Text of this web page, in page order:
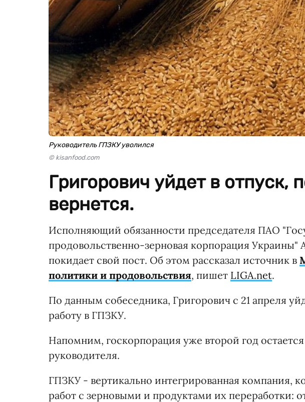
Руководитель ГПЗКУ уволился
© kisanfood.com
Григорович уйдет в отпуск,
вернется.
Исполняющий обязанности председателя ПАО
продовольственно-зерновая корпорация Украины"
покидает свой пост. Об этом рассказал источник в
политики и продовольствия, пишет LIGA.net.
По данным собеседника, Григорович с 21 апреля
работу в ГПЗКУ.
Напомним, госкорпорация уже второй год остается
руководителя.
ГПЗКУ - вертикально интегрированная компания,
работ с зерновыми и продуктами их переработки: